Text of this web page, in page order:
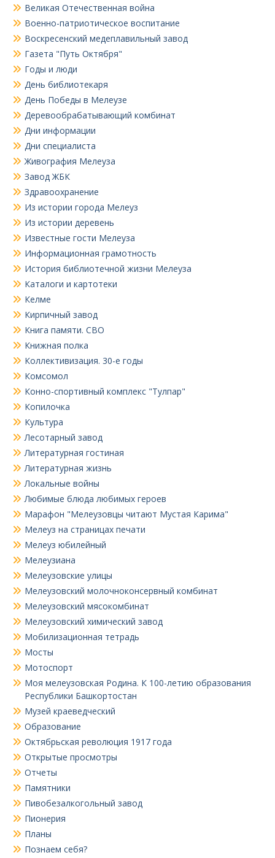
Великая Отечественная война
Военно-патриотическое воспитание
Воскресенский медеплавильный завод
Газета "Путь Октября"
Годы и люди
День библиотекаря
День Победы в Мелеузе
Деревообрабатывающий комбинат
Дни информации
Дни специалиста
Живография Мелеуза
Завод ЖБК
Здравоохранение
Из истории города Мелеуз
Из истории деревень
Известные гости Мелеуза
Информационная грамотность
История библиотечной жизни Мелеуза
Каталоги и картотеки
Келме
Кирпичный завод
Книга памяти. СВО
Книжная полка
Коллективизация. 30-е годы
Комсомол
Конно-спортивный комплекс "Тулпар"
Копилочка
Культура
Лесотарный завод
Литературная гостиная
Литературная жизнь
Локальные войны
Любимые блюда любимых героев
Марафон "Мелеузовцы читают Мустая Карима"
Мелеуз на страницах печати
Мелеуз юбилейный
Мелеузиана
Мелеузовские улицы
Мелеузовский молочноконсервный комбинат
Мелеузовский мясокомбинат
Мелеузовский химический завод
Мобилизационная тетрадь
Мосты
Мотоспорт
Моя мелеузовская Родина. К 100-летию образования
Республики Башкортостан
Музей краеведческий
Образование
Октябрьская революция 1917 года
Открытые просмотры
Отчеты
Памятники
Пивобезалкогольный завод
Пионерия
Планы
Познаем себя?